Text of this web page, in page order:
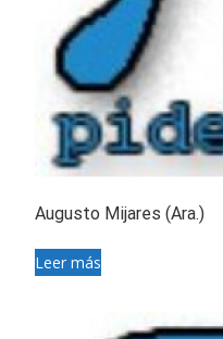
Augusto Mijares (Ara.)
Leer más